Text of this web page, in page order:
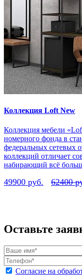
Коллекция Loft New
Коллекция мебели
номерного фонда в
федеральных сетевых
коллекций отличает
набирающий всё
49900 руб. 62400
Оставьте
Согласие на